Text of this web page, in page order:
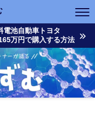
電池自動車トヨタ
万円で購入する方法